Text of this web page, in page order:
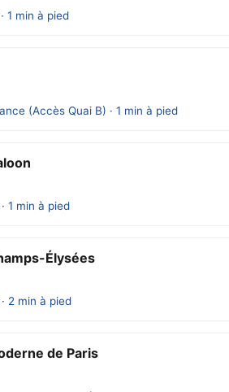
1 min à pied
(Accès Quai B) · 1 min à pied
1 min à pied
Élysées
2 min à pied
de Paris